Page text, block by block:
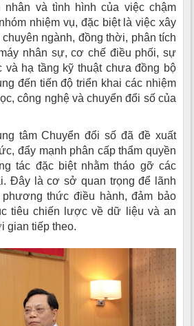
nhân và tình hình của việc chậm
nhiệm vụ, đặc biệt là việc xây
ngành, đồng thời, phân tích
nhân sự, cơ chế điều phối, sự
và hạ tầng kỹ thuật chưa đồng bộ
đến tiến độ triển khai các nhiệm
công nghệ và chuyển đổi số của
tâm Chuyển đổi số đã đề xuất
đẩy mạnh phân cấp thẩm quyền
tác đặc biệt nhằm tháo gỡ các
Đây là cơ sở quan trọng để lãnh
thức điều hành, đảm bảo
tiêu chiến lược về dữ liệu và an
gian tiếp theo.